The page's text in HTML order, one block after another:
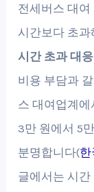
전세버스 대여
시간보다 초
시간 초과 대
비용 부담과
스 대여업계에
3만 원에서 5
분명합니다(
글에서는 시